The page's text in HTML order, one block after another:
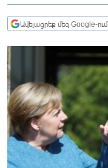
ՂԱՐԱԲԱՂ
ՏԱՐԱԾԱՇՐՋԱՆ
ՄԻՋԱԶԳԱՅԻՆ
ՄՇԱԿՈՒՅԹ
ՍՊՈՐՏ
ՄԵԿՆԱԲԱՆՈՒԹՅՈՒՆ
Ավելացրեք մեզ Google-ում